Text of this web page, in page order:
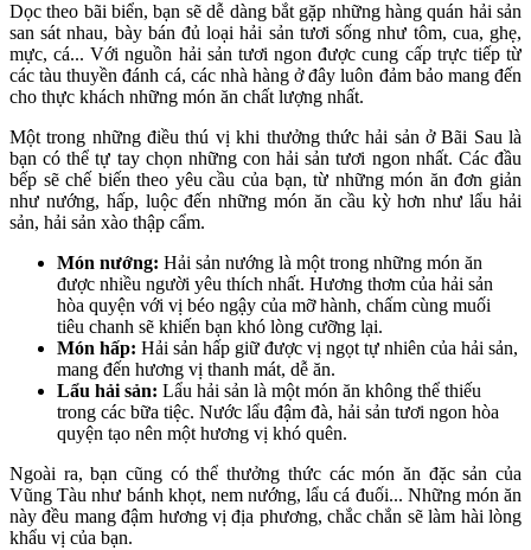
Dọc theo bãi biển, bạn sẽ dễ dàng bắt gặp những hàng quán hải sản
san sát nhau, bày bán đủ loại hải sản tươi sống như tôm, cua, ghẹ,
mực, cá... Với nguồn hải sản tươi ngon được cung cấp trực tiếp từ
các tàu thuyền đánh cá, các nhà hàng ở đây luôn đảm bảo mang đến
cho thực khách những món ăn chất lượng nhất.
Một trong những điều thú vị khi thưởng thức hải sản ở Bãi Sau là
bạn có thể tự tay chọn những con hải sản tươi ngon nhất. Các đầu
bếp sẽ chế biến theo yêu cầu của bạn, từ những món ăn đơn giản
như nướng, hấp, luộc đến những món ăn cầu kỳ hơn như lẩu hải
sản, hải sản xào thập cẩm.
Món nướng: Hải sản nướng là một trong những món ăn
được nhiều người yêu thích nhất. Hương thơm của hải sản
hòa quyện với vị béo ngậy của mỡ hành, chấm cùng muối
tiêu chanh sẽ khiến bạn khó lòng cưỡng lại.
Món hấp: Hải sản hấp giữ được vị ngọt tự nhiên của hải sản,
mang đến hương vị thanh mát, dễ ăn.
Lẩu hải sản: Lẩu hải sản là một món ăn không thể thiếu
trong các bữa tiệc. Nước lẩu đậm đà, hải sản tươi ngon hòa
quyện tạo nên một hương vị khó quên.
Ngoài ra, bạn cũng có thể thưởng thức các món ăn đặc sản của
Vũng Tàu như bánh khọt, nem nướng, lẩu cá đuối... Những món ăn
này đều mang đậm hương vị địa phương, chắc chắn sẽ làm hài lòng
khẩu vị của bạn.